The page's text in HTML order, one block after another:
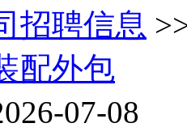
招聘信息
配外包
07-08